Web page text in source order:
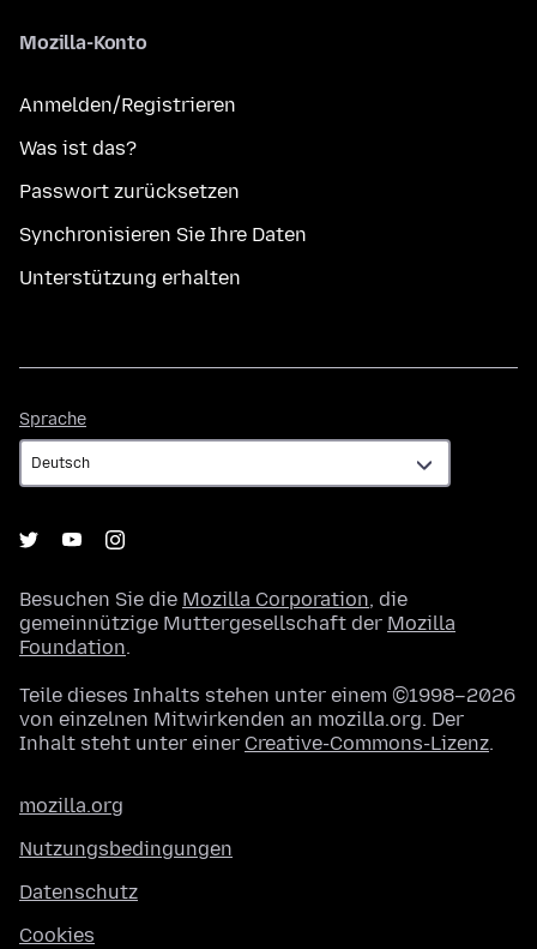
Mozilla-Konto
Anmelden/Registrieren
Was ist das?
Passwort zurücksetzen
Synchronisieren Sie Ihre Daten
Unterstützung erhalten
Sprache
Besuchen Sie die Mozilla Corporation, die
gemeinnützige Muttergesellschaft der Mozilla
Foundation.
Teile dieses Inhalts stehen unter einem ©1998–2026
von einzelnen Mitwirkenden an mozilla.org. Der
Inhalt steht unter einer Creative-Commons-Lizenz.
mozilla.org
Nutzungsbedingungen
Datenschutz
Cookies